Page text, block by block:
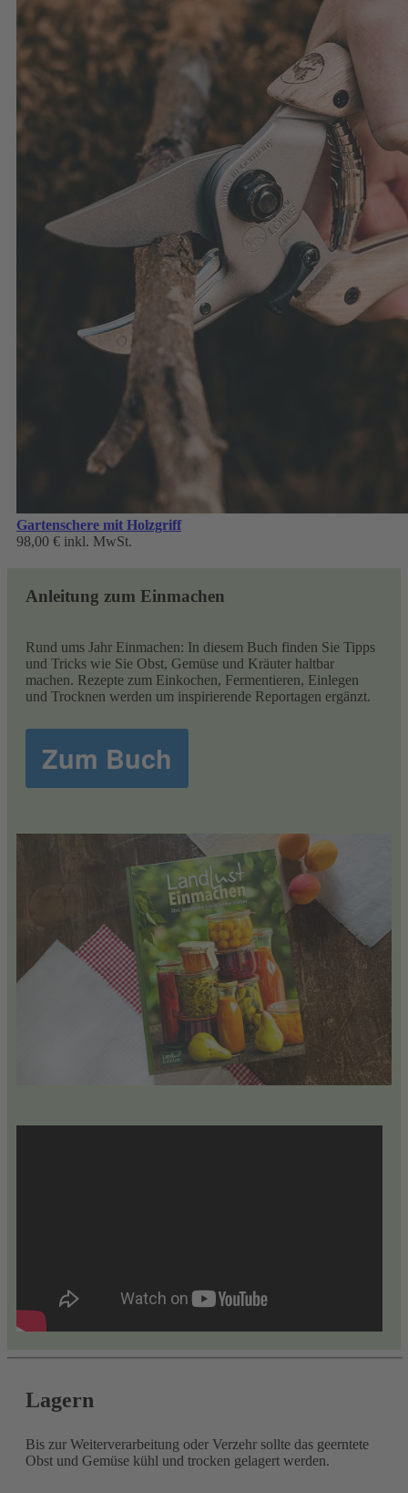
Gartenschere mit Holzgriff
98,00 € inkl. MwSt.
Anleitung zum Einmachen
Rund ums Jahr Einmachen: In diesem Buch finden Sie Tipps
und Tricks wie Sie Obst, Gemüse und Kräuter haltbar
machen. Rezepte zum Einkochen, Fermentieren, Einlegen
und Trocknen werden um inspirierende Reportagen ergänzt.
Zum Buch
Lagern
Bis zur Weiterverarbeitung oder Verzehr sollte das geerntete
Obst und Gemüse kühl und trocken gelagert werden.